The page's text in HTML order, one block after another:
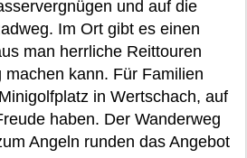
und auf die
Im Ort gibt es einen
man herrliche Reittouren
kann. Für Familien
in Wertschach, auf
haben. Der Wanderweg
Angeln runden das Angebot